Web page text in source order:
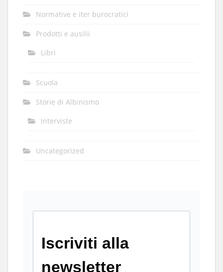
Normative e iter burocratici
Prodotti e ausilii
Libri
Scuola
Storie di Albinismo
Interviste
Uncategorized